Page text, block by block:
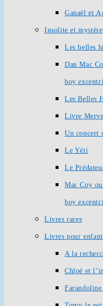
Ganaël et
Insolite et mystère
Les belles
Dan Mac
boy
Les Belles
Livre
Un concert
Le Yéti
Le
Mac Coy
boy
Livres rares
Livres pour
A la
Chloé et
Farandoline